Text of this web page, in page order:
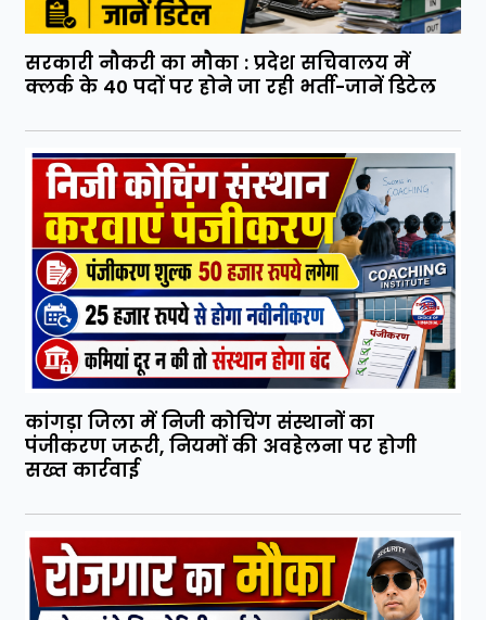
सरकारी नौकरी का मौका : प्रदेश सचिवालय में
क्लर्क के 40 पदों पर होने जा रही भर्ती-जानें डिटेल
कांगड़ा जिला में निजी कोचिंग संस्थानों का
पंजीकरण जरूरी, नियमों की अवहेलना पर होगी
सख्त कार्रवाई